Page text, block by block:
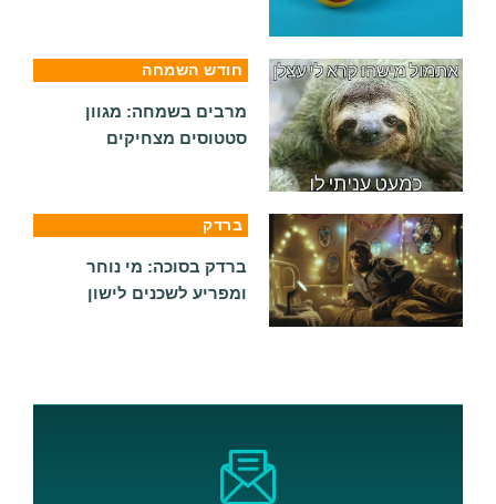
חודש השמחה
מרבים בשמחה: מגוון
סטטוסים מצחיקים
ברדק
ברדק בסוכה: מי נוחר
ומפריע לשכנים לישון